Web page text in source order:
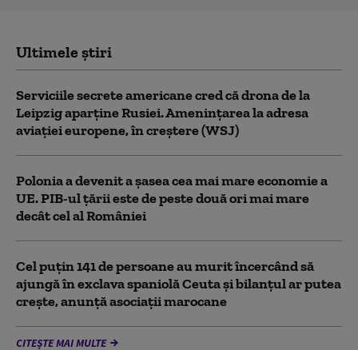
Ultimele știri
Serviciile secrete americane cred că drona de la
Leipzig aparține Rusiei. Amenințarea la adresa
aviației europene, în creștere (WSJ)
Polonia a devenit a șasea cea mai mare economie a
UE. PIB-ul țării este de peste două ori mai mare
decât cel al României
Cel puţin 141 de persoane au murit încercând să
ajungă în exclava spaniolă Ceuta şi bilanţul ar putea
creşte, anunță asociații marocane
CITEȘTE MAI MULTE